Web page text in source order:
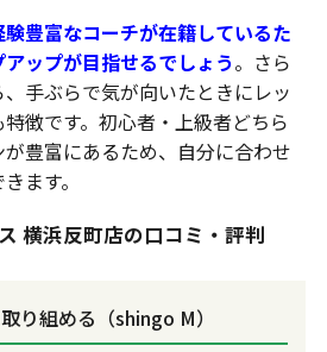
豊富なコーチが在籍しているた
ップが目指せるでしょう。さら
手ぶらで気が向いたときにレッ
徴です。初心者・上級者どちら
豊富にあるため、自分に合わせ
ます。
横浜反町店の口コミ・評判
り組める（shingo M）